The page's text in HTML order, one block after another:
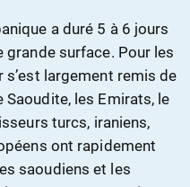
a duré 5 à 6 jours
grande surface. Pour les
largement remis de
Saoudite, les Emirats, le
turcs, iraniens,
ont rapidement
saoudiens et les